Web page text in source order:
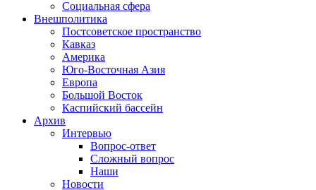
Социальная сфера
Внешполитика
Постсоветское пространство
Кавказ
Америка
Юго-Восточная Азия
Европа
Большой Восток
Каспийский бассейн
Архив
Интервью
Вопрос-ответ
Сложный вопрос
Наши
Новости